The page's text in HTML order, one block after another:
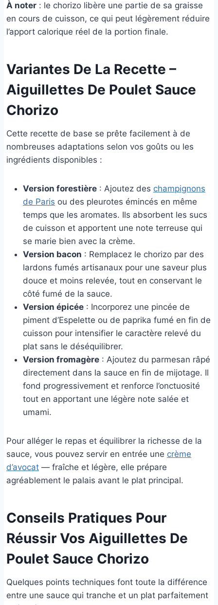
À noter : le chorizo libère une partie de sa graisse
en cours de cuisson, ce qui peut légèrement réduire
l’apport calorique réel de la portion finale.
Variantes De La Recette –
Aiguillettes De Poulet Sauce
Chorizo
Cette recette de base se prête facilement à de
nombreuses adaptations selon vos goûts ou les
ingrédients disponibles :
Version forestière : Ajoutez des champignons
de Paris ou des pleurotes émincés en même
temps que les aromates. Ils absorbent les sucs
de cuisson et apportent une note terreuse qui
se marie bien avec la crème.
Version bacon : Remplacez le chorizo par des
lardons fumés artisanaux pour une saveur plus
douce et moins relevée, tout en conservant le
côté fumé de la sauce.
Version épicée : Incorporez une pincée de
piment d’Espelette ou de paprika fumé en fin de
cuisson pour intensifier le caractère relevé du
plat sans le déséquilibrer.
Version fromagère : Ajoutez du parmesan râpé
directement dans la sauce en fin de mijotage. Il
fond progressivement et renforce l’onctuosité
tout en apportant une légère note salée et
umami.
Pour alléger le repas et équilibrer la richesse de la
sauce, vous pouvez servir en entrée une crème
d’avocat — fraîche et légère, elle prépare
agréablement le palais avant le plat principal.
Conseils Pratiques Pour
Réussir Vos Aiguillettes De
Poulet Sauce Chorizo
Quelques points techniques font toute la différence
entre une sauce qui tranche et un plat parfaitement